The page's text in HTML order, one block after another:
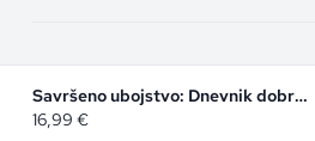
Savršeno ubojstvo: Dnevnik dobre cure
16,99€
Artmen d.o.o. © 2026. Sva